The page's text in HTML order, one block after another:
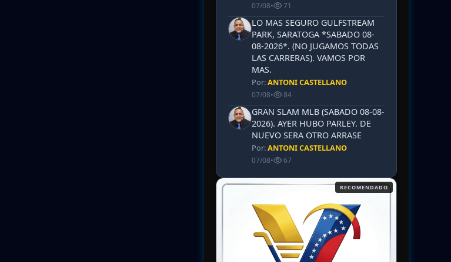
07/08• 71
LO MAS SEGURO GULFSTREAM
PARK, SARATOGA *SABADO 08-
08-2026*. (NO JUGAMOS TODAS
LAS CARRERAS). VAMOS POR
MAS.
Por:ANTONI CASTELLANO
07/08• 84
GRAN SLAM MLB (SABADO 08-08-
2026). AYER HUBO PARLEY. DE
NUEVO SERA OTRO ARRASE
Por:ANTONI CASTELLANO
07/08• 67
RECOMENDADO